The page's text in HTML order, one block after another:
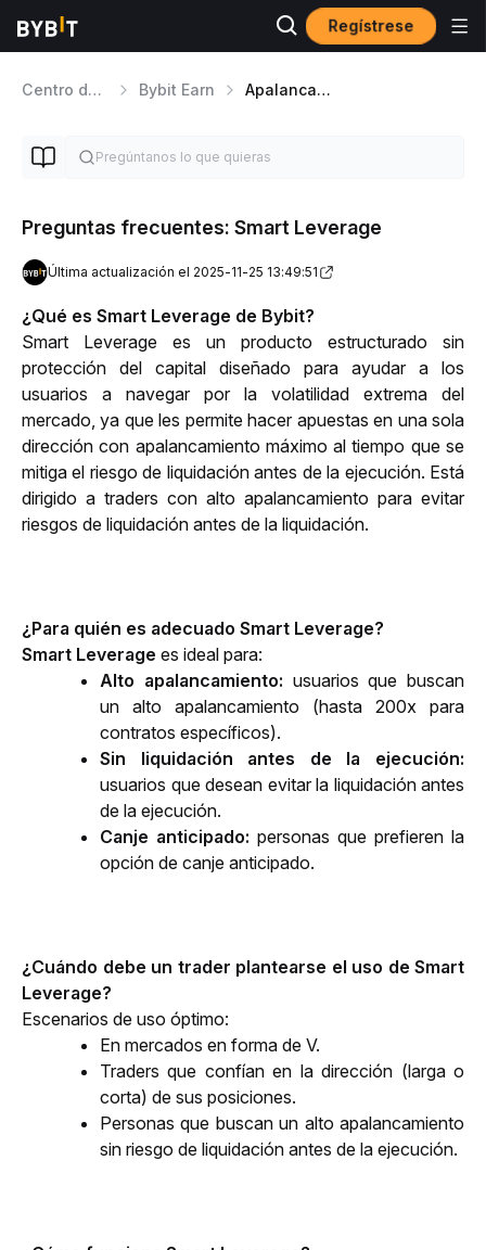
Regístrese
Centro de ayuda Bybit Earn Apalancamiento inteligente
Preguntas frecuentes: Smart Leverage
Última actualización el 2025-11-25 13:49:51
¿Qué es Smart Leverage de Bybit?
Smart Leverage es un producto estructurado sin
protección del capital diseñado para ayudar a los
usuarios a navegar por la volatilidad extrema del
mercado, ya que les permite hacer apuestas en una sola
dirección con apalancamiento máximo al tiempo que se
mitiga el riesgo de liquidación antes de la ejecución. Está
dirigido a traders con alto apalancamiento para evitar
riesgos de liquidación antes de la liquidación.
¿Para quién es adecuado Smart Leverage?
Smart Leverage es ideal para:
Alto apalancamiento: usuarios que buscan
un alto apalancamiento (hasta 200x para
contratos específicos).
usuarios que desean evitar la liquidación antes
de la ejecución.
Canje anticipado: personas que prefieren la
opción de canje anticipado.
¿Cuándo debe un trader plantearse el uso de Smart
Leverage?
Escenarios de uso óptimo:
En mercados en forma de V.
Traders que confían en la dirección (larga o
corta) de sus posiciones.
Personas que buscan un alto apalancamiento
sin riesgo de liquidación antes de la ejecución.